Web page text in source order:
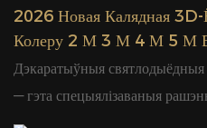
2026 Новая Калядная 3D-
Колеру 2 М 3 М 4 М 5 М
Якасці Дэкаратыўны
Дэкаратыўныя
— гэта спецыялізаваныя
выкарыстаннем святочных